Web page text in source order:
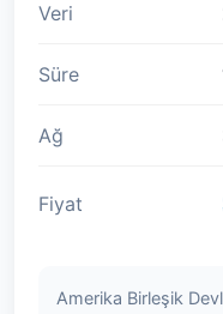
Veri
Süre
Ağ
Fiyat
Amerika Birleşik